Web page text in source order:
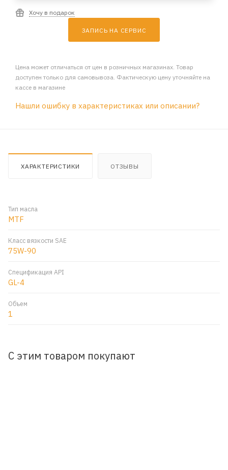
Хочу в подарок
ЗАПИСЬ НА СЕРВИС
Цена может отличаться от цен в розничных магазинах. Товар
доступен только для самовывоза. Фактическую цену уточняйте на
кассе в магазине
Нашли ошибку в характеристиках или описании?
ХАРАКТЕРИСТИКИ ОТЗЫВЫ
Тип масла
MTF
Класс вязкости SAE
75W-90
Спецификация API
GL-4
Объем
1
С этим товаром покупают